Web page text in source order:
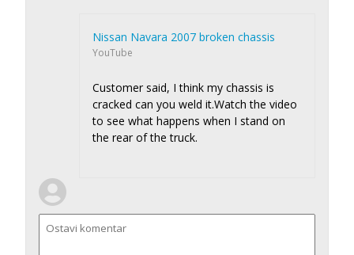
Nissan Navara 2007 broken chassis
YouTube
Customer said, I think my chassis is
cracked can you weld it.Watch the video
to see what happens when I stand on
the rear of the truck.